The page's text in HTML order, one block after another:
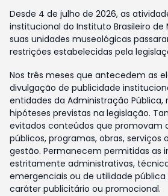
Desde 4 de julho de 2026, as
institucional do Instituto Brasileiro de
suas unidades museológicas
restrições estabelecidas pela
Nos três meses que antecedem as
divulgação de publicidade
entidades da Administração Pública,
hipóteses previstas na legislação.
evitados conteúdos que promovam
públicos, programas, obras, serviços
gestão. Permanecem permitidas as
estritamente administrativas,
emergenciais ou de utilidade
caráter publicitário ou promocional.